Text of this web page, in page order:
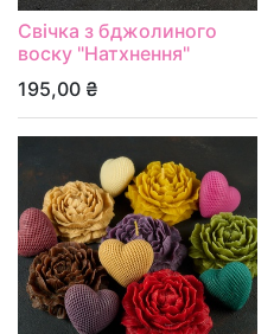
Свічка з бджолиного
воску "Натхнення"
195,00 ₴